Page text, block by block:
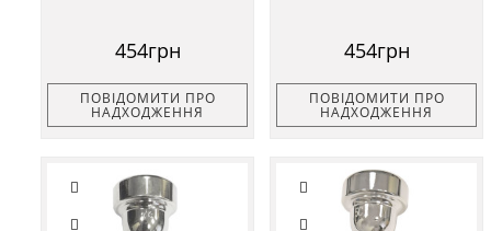
454грн
ПОВІДОМИТИ ПРО
НАДХОДЖЕННЯ
454грн
ПОВІДОМИТИ ПРО
НАДХОДЖЕННЯ